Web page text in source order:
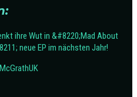
ihre Wut in &#8220;Mad About
neue EP im nächsten Jahr!